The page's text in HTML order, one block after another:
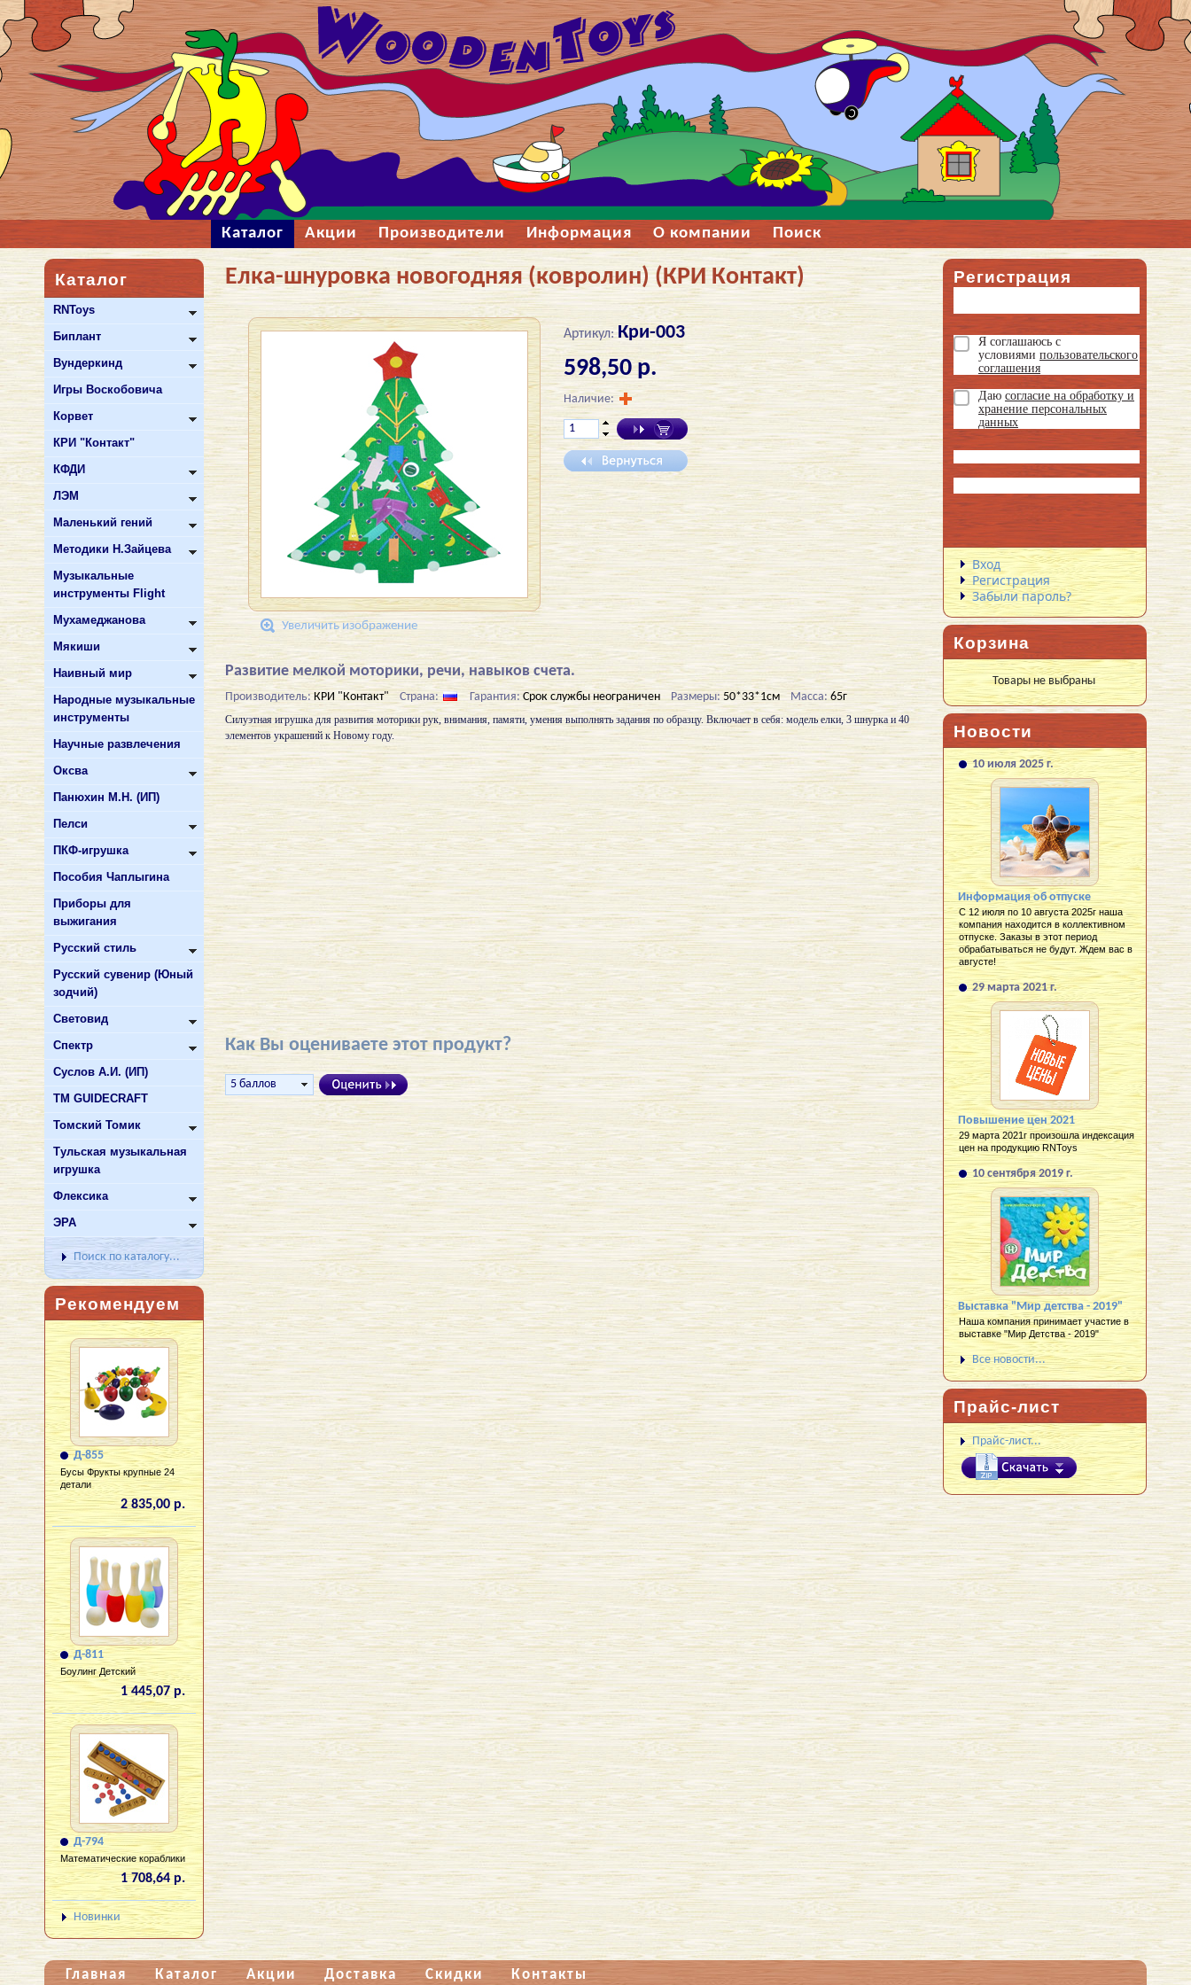
Каталог Акции Производители Информация О компании Поиск
Каталог
RNToys
Биплант
Вундеркинд
Игры Воскобовича
Корвет
КРИ "Контакт"
КФДИ
ЛЭМ
Маленький гений
Методики Н.Зайцева
Музыкальные
инструменты Flight
Мухамеджанова
Мякиши
Наивный мир
Народные музыкальные
инструменты
Научные развлечения
Оксва
Панюхин М.Н. (ИП)
Пелси
ПКФ-игрушка
Пособия Чаплыгина
Приборы для
выжигания
Русский стиль
Русский сувенир (Юный
зодчий)
Световид
Спектр
Суслов А.И. (ИП)
ТМ GUIDECRAFT
Томский Томик
Тульская музыкальная
игрушка
Флексика
ЭРА
Поиск по каталогу...
Рекомендуем
Д-855
Бусы Фрукты крупные 24
детали
2 835,00 р.
Д-811
Боулинг Детский
1 445,07 р.
Д-794
Математические кораблики
1 708,64 р.
Новинки
Елка-шнуровка новогодняя (ковролин) (КРИ Контакт)
Увеличить изображение
Артикул:Кри-003
598,50 р.
Наличие:
Развитие мелкой моторики, речи, навыков счета.
Производитель:КРИ "Контакт" Страна: Гарантия: Срок службы неограничен Размеры: 50*33*1см Масса:65г
Силуэтная игрушка для развития моторики рук, внимания, памяти, умения выполнять задания по образцу. Включает в себя: модель елки, 3 шнурка и 40
элементов украшений к Новому году.
Как Вы оцениваете этот продукт?
Регистрация
Я соглашаюсь с
условиями пользовательского
соглашения
Даю согласие на обработку и
хранение персональных
данных
Вход
Регистрация
Забыли пароль?
Корзина
Товары не выбраны
Новости
10 июля 2025 г.
Информация об отпуске
С 12 июля по 10 августа 2025г наша
компания находится в коллективном
отпуске. Заказы в этот период
обрабатываться не будут. Ждем вас в
августе!
29 марта 2021 г.
Повышение цен 2021
29 марта 2021г произошла индексация
цен на продукцию RNToys
10 сентября 2019 г.
Выставка "Мир детства - 2019"
Наша компания принимает участие в
выставке "Мир Детства - 2019"
Все новости...
Прайс-лист
Прайс-лист...
Главная Каталог Акции Доставка Скидки Контакты